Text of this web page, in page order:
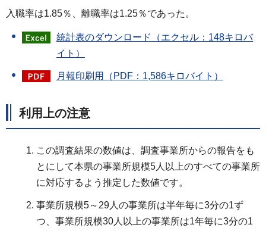
入職率は1.85％、離職率は1.25％であった。
統計表のダウンロード（エクセル：148キロバ
イト）
月報印刷用（PDF：1,586キロバイト）
利用上の注意
この調査結果の数値は、調査事業所からの報告をも
とにして本県の事業所規模5人以上のすべての事業所
に対応するよう推定した数値です。
事業所規模5～29人の事業所は半年毎に3分の1ず
つ、事業所規模30人以上の事業所は1年毎に3分の1